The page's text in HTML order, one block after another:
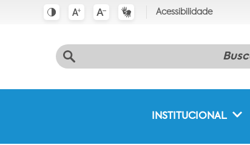
Acessibilidade
INSTITUCIONAL